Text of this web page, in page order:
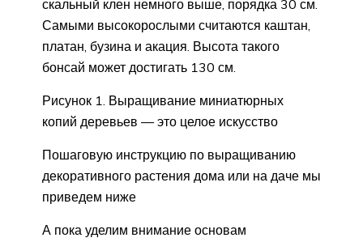
скальный клен немного выше, порядка 30 см.
Самыми высокорослыми считаются каштан,
платан, бузина и акация. Высота такого
бонсай может достигать 130 см.
Рисунок 1. Выращивание миниатюрных
копий деревьев — это целое искусство
Пошаговую инструкцию по выращиванию
декоративного растения дома или на даче мы
приведем ниже
А пока уделим внимание основам